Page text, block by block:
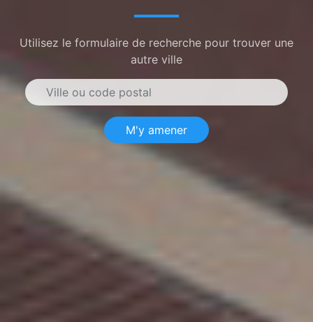
Utilisez le formulaire de recherche pour trouver une
autre ville
M'y amener